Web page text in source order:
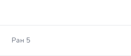
Ран 5